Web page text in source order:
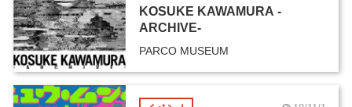
KOSUKE KAWAMURA -
ARCHIVE-
PARCO MUSEUM